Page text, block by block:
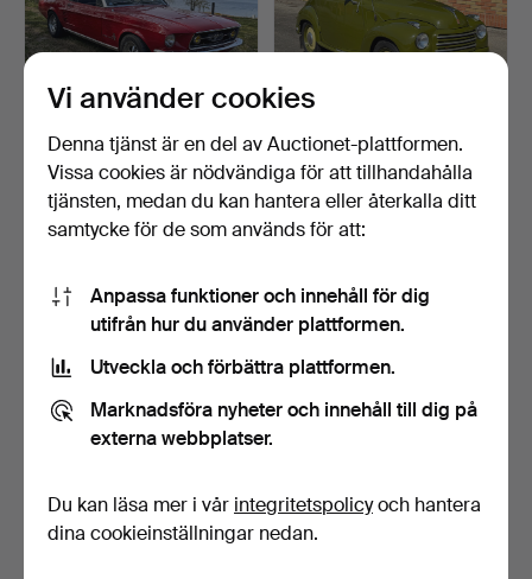
FORD MUSTANG 289,
1967, USA.
Klubbades 10 maj 2026
Utvalt
FIAT 500 C TOPOLINO,
16hk, 1953, Italien.
Utvalt
föremål
Vi använder cookies
Denna tjänst är en del av Auctionet-plattformen.
Vissa cookies är nödvändiga för att tillhandahålla
tjänsten, medan du kan hantera eller återkalla ditt
samtycke för de som används för att:
Anpassa funktioner och innehåll för dig
utifrån hur du använder plattformen.
Utveckla och förbättra plattformen.
Marknadsföra nyheter och innehåll till dig på
externa webbplatser.
Du kan läsa mer i vår integritetspolicyoch hantera
dina cookieinställningar nedan.